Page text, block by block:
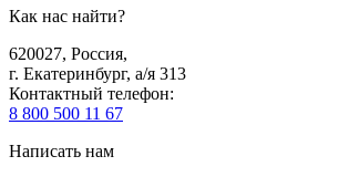
Как нас найти?
620027, Россия,
г. Екатеринбург, а/я 313
Контактный телефон:
8 800 500 11 67
Написать нам